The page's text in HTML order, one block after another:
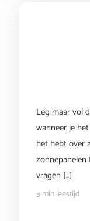
Leg maar vol
wanneer je
het hebt over
zonnepanelen
vragen […]
5 min leestijd